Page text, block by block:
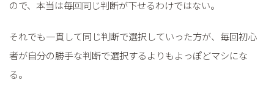
ので、本当は毎回同じ判断が下せるわけではない。
それでも一貫して同じ判断で選択していった方が、毎回初心
者が自分の勝手な判断で選択するよりもよっぽどマシにな
る。